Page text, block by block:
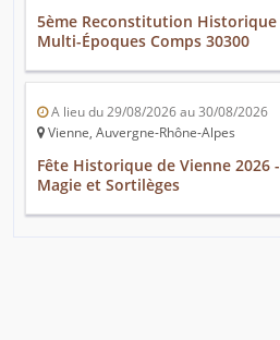
5ème Reconstitution Historique
Multi-Époques Comps 30300
A lieu du 29/08/2026 au 30/08/2026
Vienne, Auvergne-Rhône-Alpes
Fête Historique de Vienne 2026 -
Magie et Sortilèges